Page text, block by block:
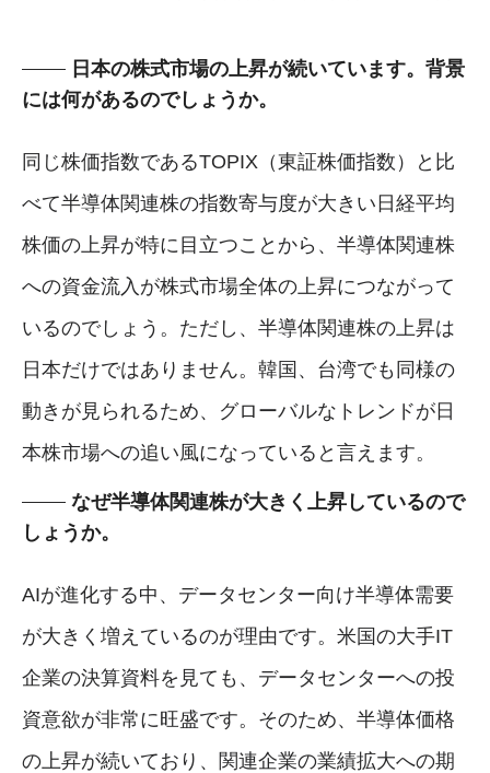
日本の株式市場の上昇が続いています。背景
には何があるのでしょうか。
同じ株価指数であるTOPIX（東証株価指数）と比
べて半導体関連株の指数寄与度が大きい日経平均
株価の上昇が特に目立つことから、半導体関連株
への資金流入が株式市場全体の上昇につながって
いるのでしょう。ただし、半導体関連株の上昇は
日本だけではありません。韓国、台湾でも同様の
動きが見られるため、グローバルなトレンドが日
本株市場への追い風になっていると言えます。
なぜ半導体関連株が大きく上昇しているので
しょうか。
AIが進化する中、データセンター向け半導体需要
が大きく増えているのが理由です。米国の大手IT
企業の決算資料を見ても、データセンターへの投
資意欲が非常に旺盛です。そのため、半導体価格
の上昇が続いており、関連企業の業績拡大への期